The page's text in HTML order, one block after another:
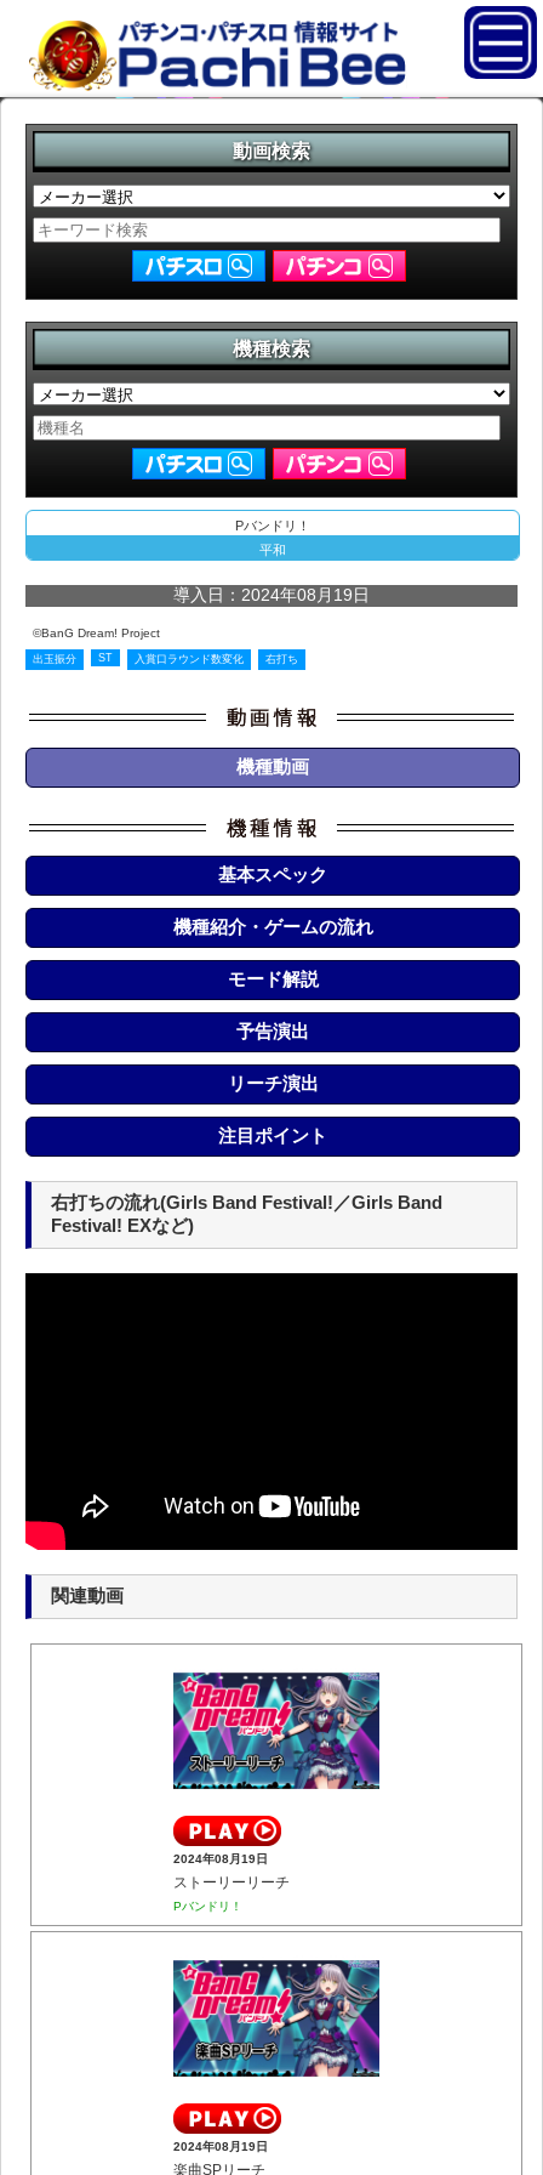
動画検索
機種検索
Pバンドリ！
平和
導入日：2024年08月19日
©BanG Dream! Project
出玉振分 ST 入賞口ラウンド数変化 右打ち
機種動画
基本スペック
機種紹介・ゲームの流れ
モード解説
予告演出
リーチ演出
注目ポイント
右打ちの流れ(Girls Band Festival!／Girls Band
Festival! EXなど)
関連動画
2024年08月19日
ストーリーリーチ
Pバンドリ！
2024年08月19日
楽曲SPリーチ